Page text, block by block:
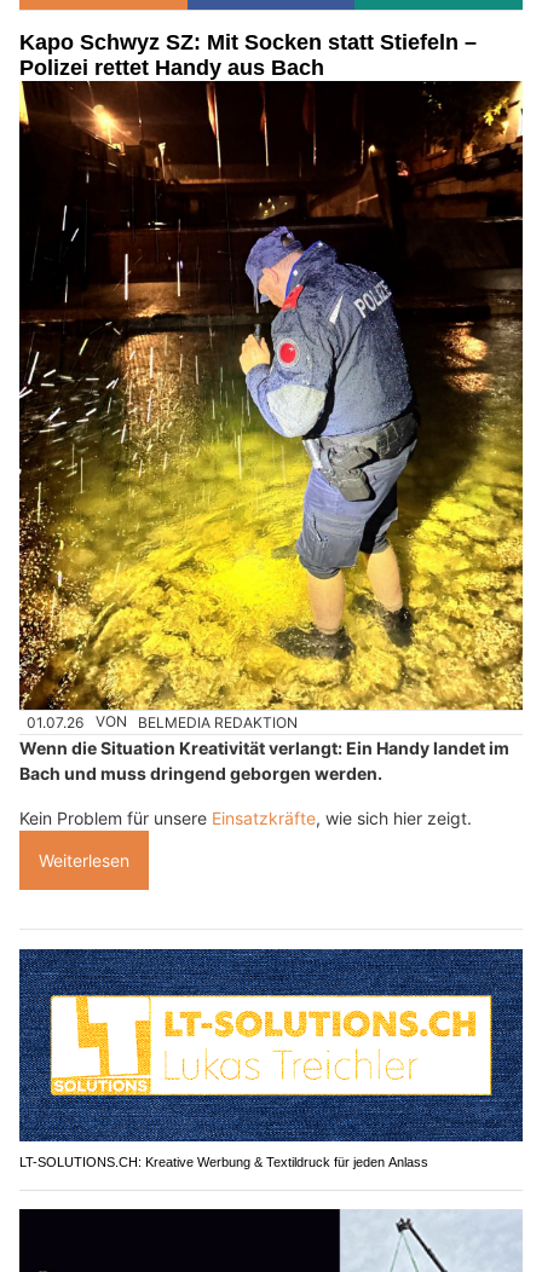
Kapo Schwyz SZ: Mit Socken statt Stiefeln –
Polizei rettet Handy aus Bach
01.07.26 VON BELMEDIA REDAKTION
Wenn die Situation Kreativität verlangt: Ein Handy landet im
Bach und muss dringend geborgen werden.
Kein Problem für unsere Einsatzkräfte, wie sich hier zeigt.
Weiterlesen
LT-SOLUTIONS.CH: Kreative Werbung & Textildruck für jeden Anlass